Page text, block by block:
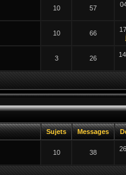
10 57
10 66
3 26
Sujets Messages
10 38